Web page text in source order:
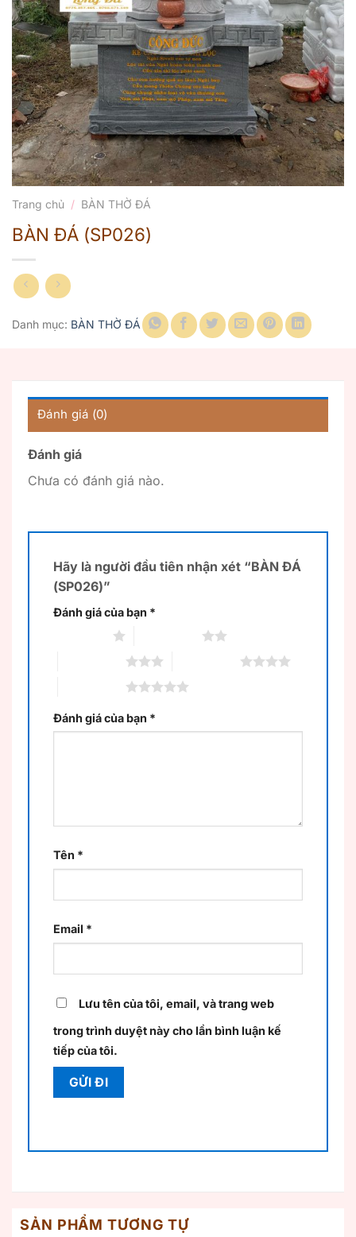
Trang chủ / BÀN THỜ ĐÁ
BÀN ĐÁ (SP026)
Danh mục: BÀN THỜ ĐÁ
Đánh giá (0)
Đánh giá
Chưa có đánh giá nào.
Hãy là người đầu tiên nhận xét “BÀN ĐÁ
(SP026)”
Đánh giá của bạn *
Đánh giá của bạn *
Tên *
Email *
Lưu tên của tôi, email, và trang web
trong trình duyệt này cho lần bình luận kế
tiếp của tôi.
SẢN PHẨM TƯƠNG TỰ